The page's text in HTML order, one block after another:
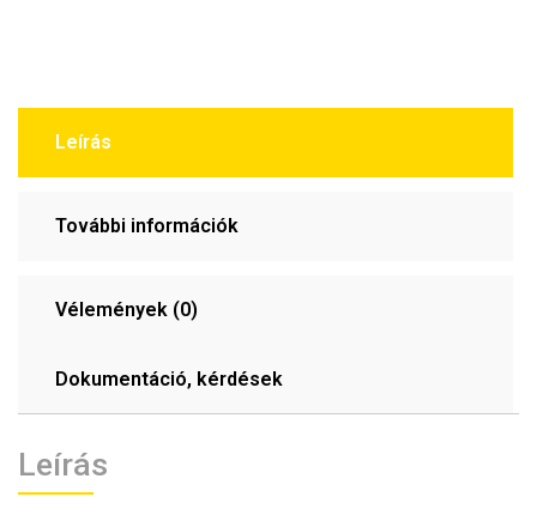
Leírás
További információk
Vélemények (0)
Dokumentáció, kérdések
Leírás